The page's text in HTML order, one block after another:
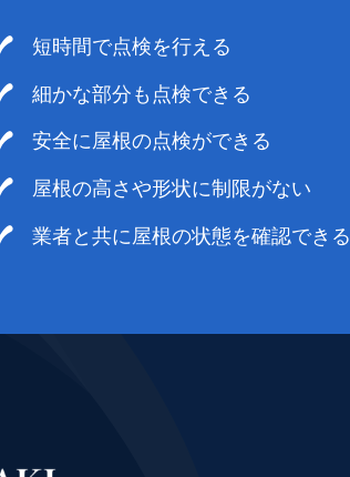
短時間で点検を行える
細かな部分も点検できる
安全に屋根の点検ができる
屋根の高さや形状に制限がない
業者と共に屋根の状態を確認できる